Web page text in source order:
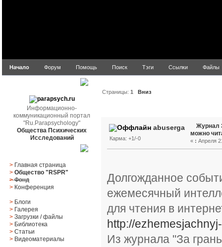
Начало Форум Помощь Поиск Тэги Ссылки Файлы
Информационно-
коммуникационный портал
"Ru.Parapsychology"
Общества Психических
Исследований
> Главная страница
> Общество "RSPR"
> Фонд
> Конференция
> Блоги
> Галерея
> Загрузки/файлы
> Библиотека
> Статьи
> Видеоматериалы
Страницы:1 Вниз
abuserga
Карма: +1/-0
Журнал
можно
« : Апреля
Долгожданное
ежемесячный
для чтения в
http://
Из журнала "За